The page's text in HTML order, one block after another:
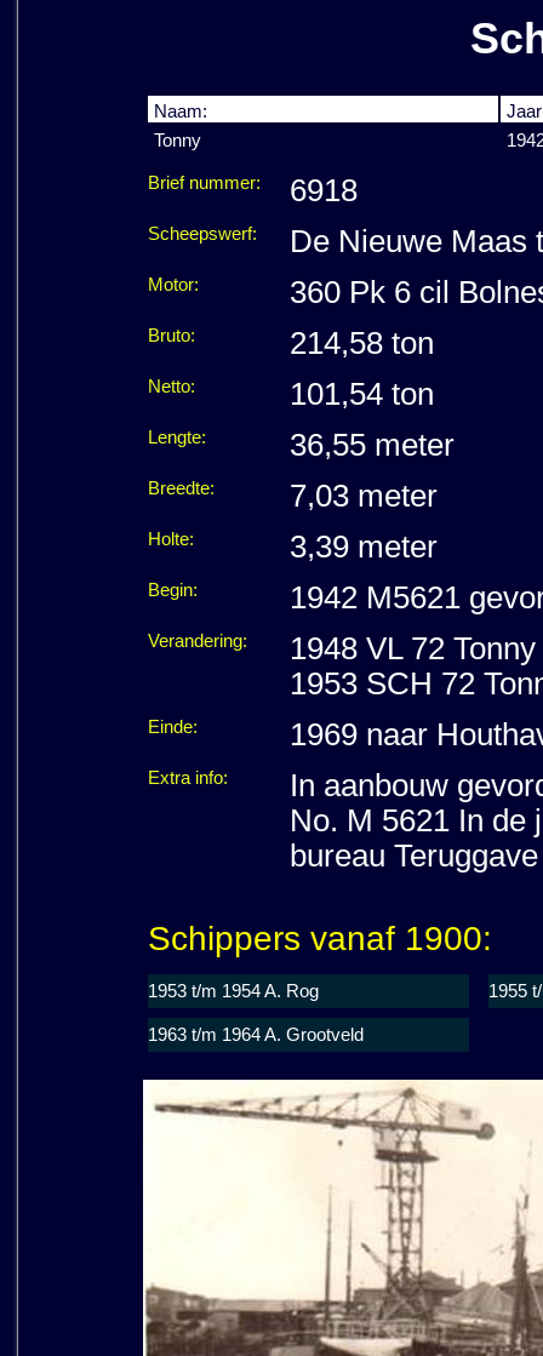
Naam:
Tonny
Brief nummer: 6918
Scheepswerf: De Nieuwe Maas
Motor: 360 Pk 6 cil
Bruto: 214,58 ton
Netto: 101,54 ton
Lengte: 36,55 meter
Breedte: 7,03 meter
Holte: 3,39 meter
Begin: 1942 M5621
Verandering:
1948 VL 72
1953 SCH 72
Einde: 1969 naar
Extra info:
In aanbouw
No. M 5621 In de
bureau
Schippers vanaf 1900:
1953 t/m 1954 A. Rog 1955
1963 t/m 1964 A. Grootveld